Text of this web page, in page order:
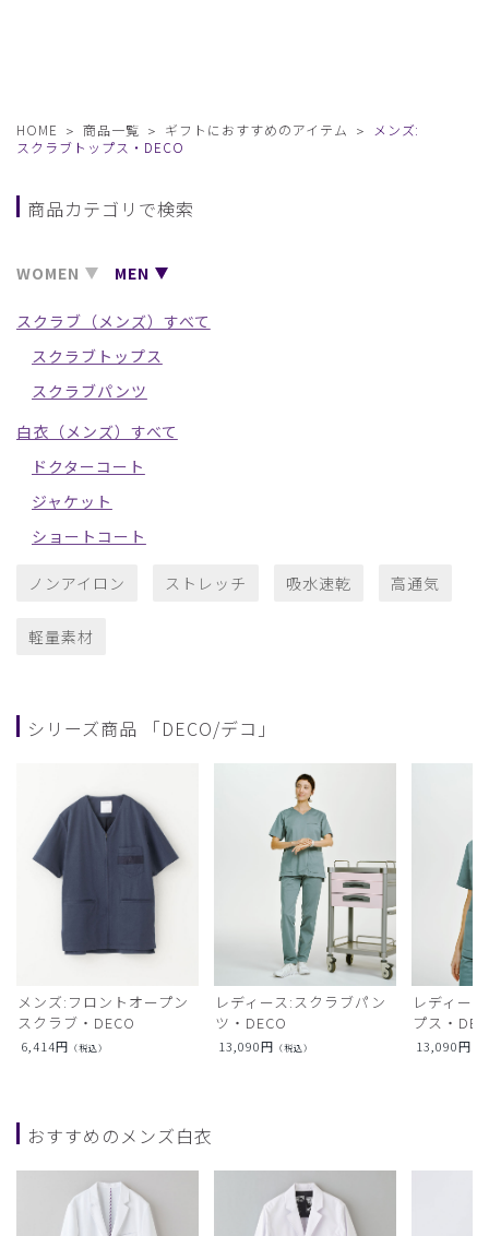
HOME 商品一覧 ギフトにおすすめのアイテム
メンズ:
スクラブトップス・DECO
商品カテゴリで検索
WOMEN MEN
スクラブ（メンズ）すべて
スクラブトップス
スクラブパンツ
白衣（メンズ）すべて
ドクターコート
ジャケット
ショートコート
ノンアイロン ストレッチ 吸水速乾 高通気
軽量素材
シリーズ商品 「DECO/デコ」
メンズ:フロントオープン
スクラブ・DECO
6,414円 （税込）
レディース:スクラブパン
ツ・DECO
13,090円 （税込）
レディー
プス・
13,090円
おすすめのメンズ白衣